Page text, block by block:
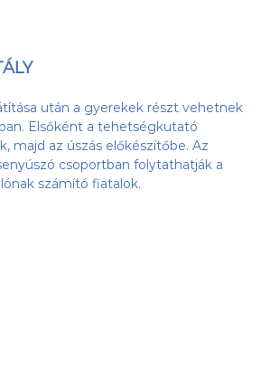
után a gyerekek részt vehetnek
Elsőként a tehetségkutató
majd az úszás előkészítőbe. Az
csoportban folytathatják a
számító fiatalok.